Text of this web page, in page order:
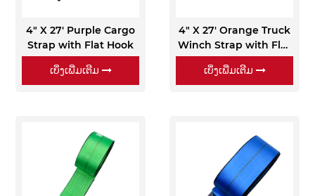
4" X 27' Purple Cargo
Strap with Flat Hook
ເບິ່ງເພີ່ມເຕີມ
4" X 27' Orange Truck
Winch Strap with Flat
Hook
ເບິ່ງເພີ່ມເຕີມ